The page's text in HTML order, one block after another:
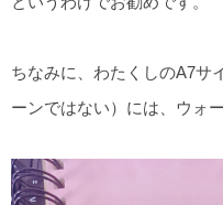
ちなみに、わたくしのA7サ
ーンではない）には、ウォ